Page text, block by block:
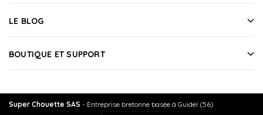
LE BLOG
BOUTIQUE ET SUPPORT
Super Chouette SAS - Entreprise bretonne basée à Guidel (56)